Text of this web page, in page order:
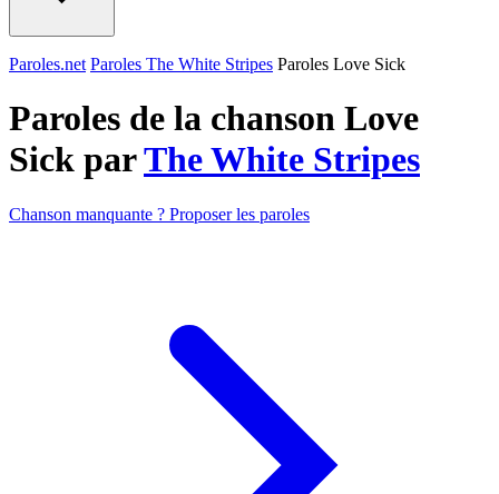
Paroles.net Paroles The White Stripes Paroles Love Sick
Paroles de la chanson Love
Sick parThe White Stripes
Chanson manquante ? Proposer les paroles